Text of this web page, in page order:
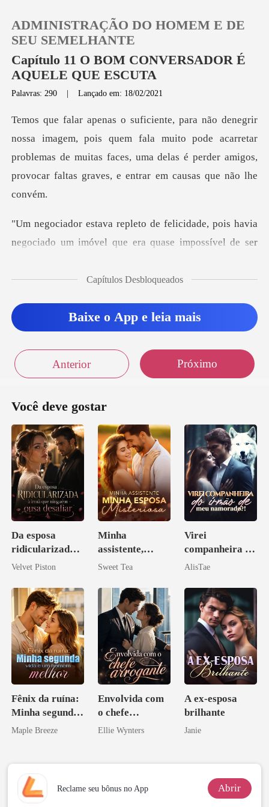
Loja
Histórico
Sair
Baixar App
ADMINISTRAÇÃO DO HOMEM E DE
SEU SEMELHANTE
Capítulo 11 O BOM CONVERSADOR É
AQUELE QUE ESCUTA
Palavras: 290 |Lançado em: 18/02/2021
quem fala muito pode acarretar
problemas de muitas faces, uma delas é pe
e, pois havia
negociado um imóvel que era
Capítulos Desbloqueados
Baixe o App e leia mais
Anterior Próximo
Você deve gostar
Da esposa
ridicularizada à
irmã que
desafiar
Velvet Piston
Minha
assistente,
minha esposa
Sweet Tea
Virei
companheira do
irmão de meu
AlisTae
Fênix da ruína:
Minha segunda
vida e um
Maple Breeze
Envolvida com
o chefe
arrogante
Ellie Wynters
A ex-esposa
brilhante
Janie
Reclame seu bônus no App Abrir